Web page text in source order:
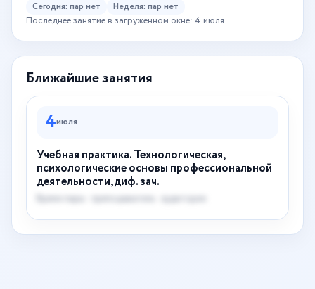
Сегодня: пар нет Неделя: пар нет
Последнее занятие в загруженном окне: 4 июля.
Ближайшие занятия
4июля
Учебная практика. Технологическая,
психологические основы профессиональной
деятельности,диф. зач.
Время пары · преподаватель · аудитория